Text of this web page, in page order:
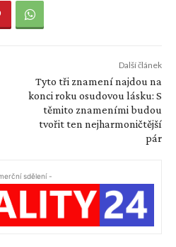
Další článek
Tyto tři znamení najdou na
konci roku osudovou lásku: S
těmito znameními budou
tvořit ten nejharmoničtější
pár
sdělení -